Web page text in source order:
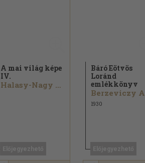
A mai világ képe
IV.
Halasy-Nagy József...
Báró Eötvös
Loránd
emlékkönyv
1930